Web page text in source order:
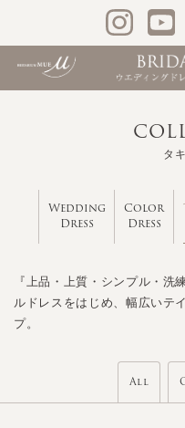
タ
Wedding
Dress
Color
Dress
『上品・上質・シンプル・
ルドレスをはじめ、幅広いテ
プ。
All